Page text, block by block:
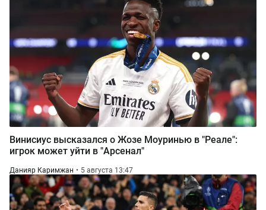
Винисиус высказался о Жозе Моуринью в "Реале":
игрок может уйти в "Арсенал"
Данияр Каримжан 5 августа 13:47